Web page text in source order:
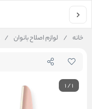
خانه / لوازم اصلاح بانوان /
1/1